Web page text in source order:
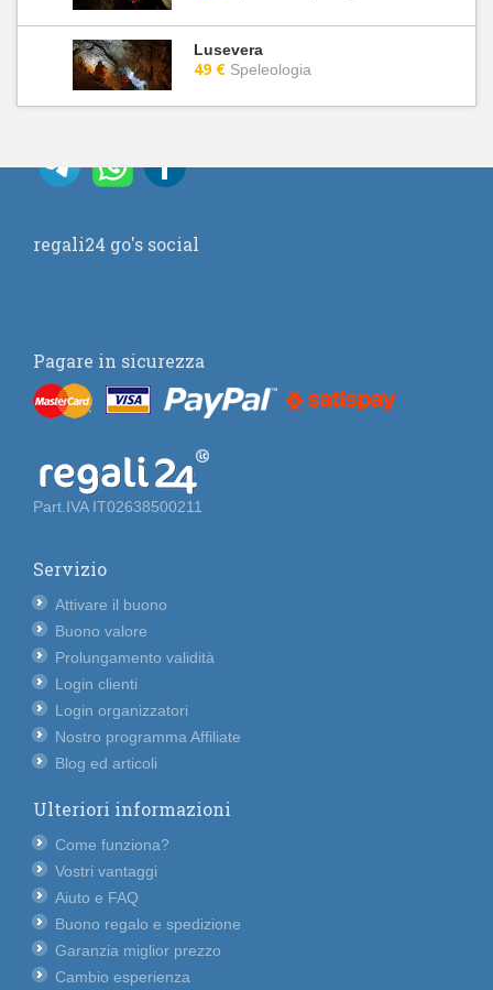
Lusevera
49 € Speleologia
regali24 go's social
Pagare in sicurezza
Part.IVA IT02638500211
Servizio
Attivare il buono
Buono valore
Prolungamento validità
Login clienti
Login organizzatori
Nostro programma Affiliate
Blog ed articoli
Ulteriori informazioni
Come funziona?
Vostri vantaggi
Aiuto e FAQ
Buono regalo e spedizione
Garanzia miglior prezzo
Cambio esperienza